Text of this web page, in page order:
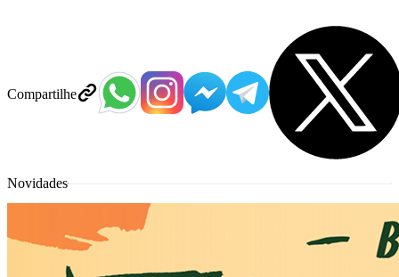
Compartilhe
Novidades